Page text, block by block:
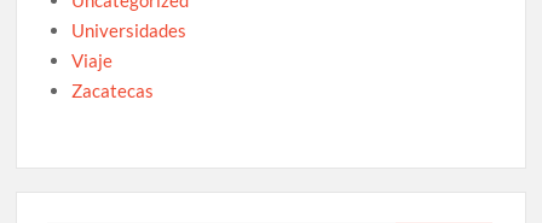
Universidades
Viaje
Zacatecas